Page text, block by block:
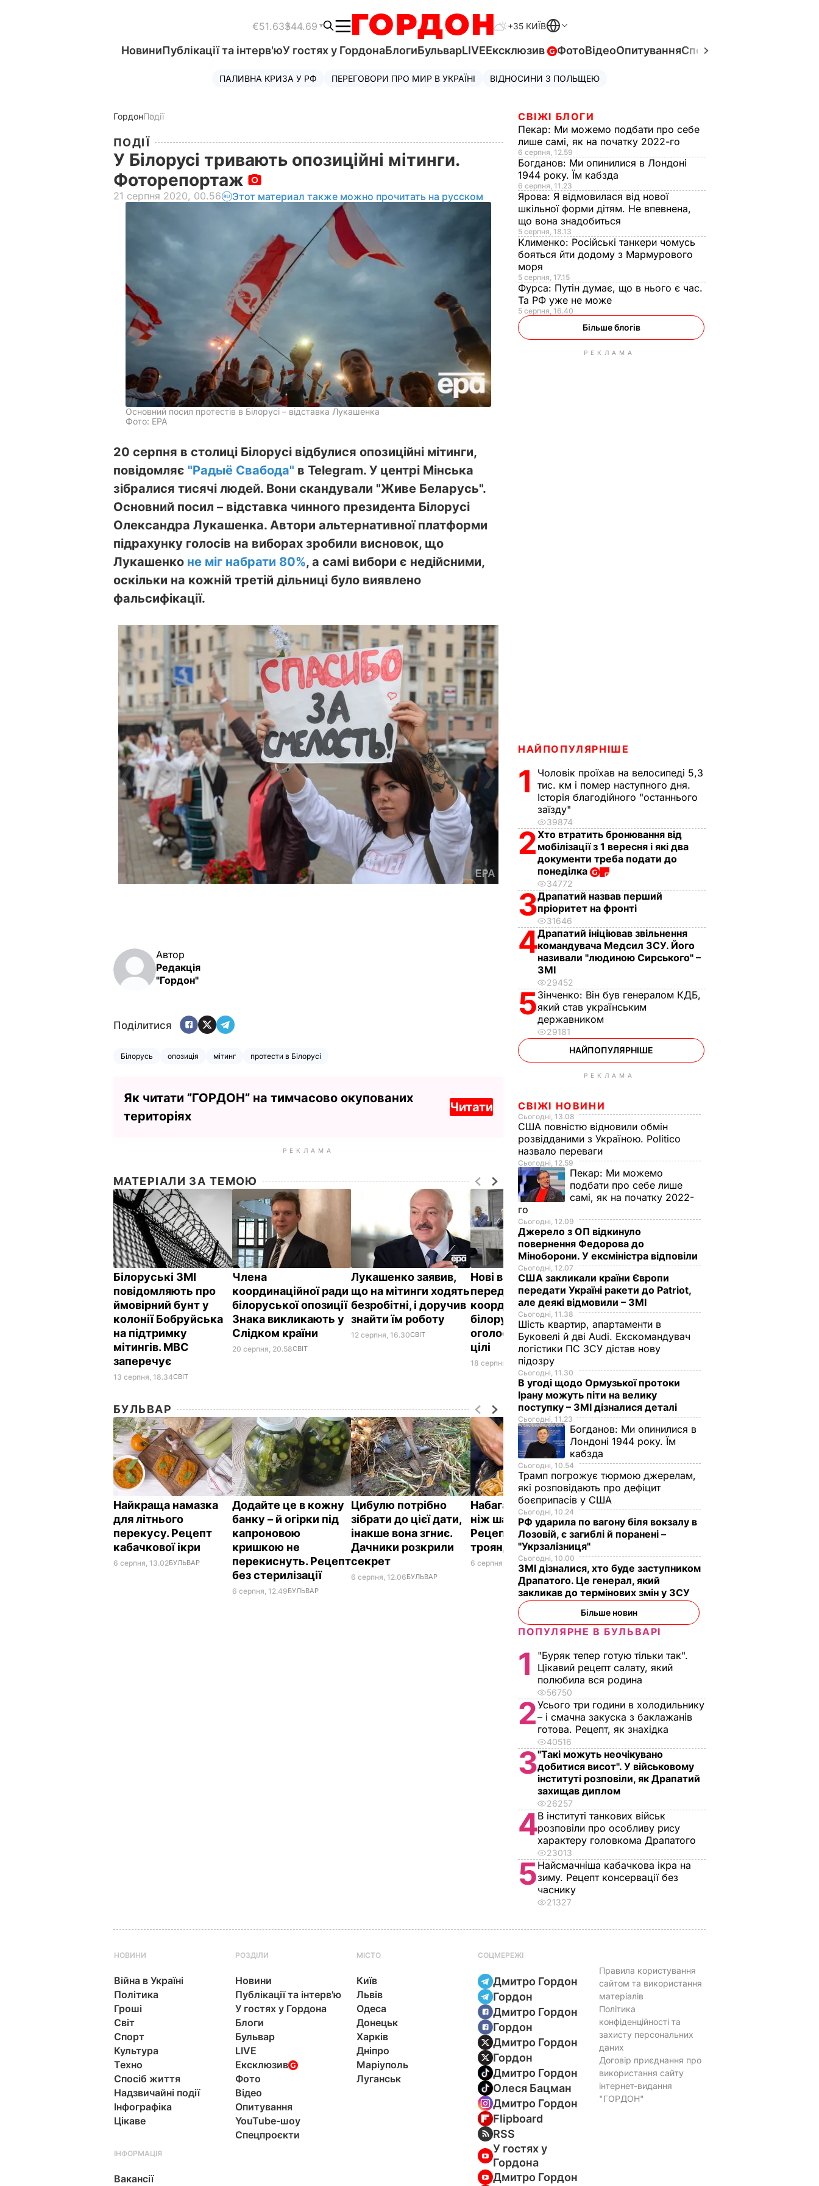
€51.63$44.69 +35 КИЇВ
НовиниПублікації та інтерв'юУ гостях у ГордонаБлогиБульварLIVEЕксклюзив ФотоВідеоОпитуванняСпецпроєкти
ПАЛИВНА КРИЗА У РФ ПЕРЕГОВОРИ ПРО МИР В УКРАЇНІ ВІДНОСИНИ З ПОЛЬЩЕЮ
ГордонПодії
ПОДІЇ
У Білорусі тривають опозиційні мітинги.
Фоторепортаж
21 серпня 2020, 00.56 Этот материал также можно прочитать на русском
Основний посил протестів в Білорусі – відставка Лукашенка
Фото: EPA
20 серпня в столиці Білорусі відбулися опозиційні мітинги,
повідомляє "Радыё Свабода" в Telegram. У центрі Мінська
зібралися тисячі людей. Вони скандували "Живе Беларусь".
Основний посил – відставка чинного президента Білорусі
Олександра Лукашенка. Автори альтернативної платформи
підрахунку голосів на виборах зробили висновок, що
Лукашенко не міг набрати 80%, а самі вибори є недійсними,
оскільки на кожній третій дільниці було виявлено
фальсифікації.
❮ ❯
Автор
Редакція
"Гордон"
Поділитися
Білорусь опозиція мітинг протести в Білорусі
Як читати ”ГОРДОН” на тимчасово окупованих
територіях
Читати
РЕКЛАМА
МАТЕРІАЛИ ЗА ТЕМОЮ
Білоруські ЗМІ
повідомляють про
ймовірний бунт у
колонії Бобруйська
на підтримку
мітингів. МВС
заперечує
13 серпня, 18.34СВІТ
Члена
координаційної ради
білоруської опозиції
Знака викликають у
Слідком країни
20 серпня, 20.58СВІТ
Лукашенко заявив,
що на мітинги ходять
безробітні, і доручив
знайти їм роботу
12 серпня, 16.30СВІТ
Нові вибори й мирне
передання влади. У
координаційній раді
білоруської опозиції
оголосили головні
цілі
18 серпня, 19.51СВІТ
БУЛЬВАР
Найкраща намазка
для літнього
перекусу. Рецепт
кабачкової ікри
6 серпня, 13.02БУЛЬВАР
Додайте це в кожну
банку – й огірки під
капроновою
кришкою не
перекиснуть. Рецепт
без стерилізації
6 серпня, 12.49БУЛЬВАР
Цибулю потрібно
зібрати до цієї дати,
інакше вона згниє.
Дачники розкрили
секрет
6 серпня, 12.06БУЛЬВАР
Набагато цікавіше,
ніж шарлотка.
Рецепт яблуневих
троянд
6 серпня, 11.36БУЛЬВАР
Який вигляд має 59-
річний "мільйонер-
танцівник" Ваккі та
що про нього
річна дружина. Фото
6 серпня, 10.58БУЛЬВАР
СВІЖІ БЛОГИ
Пекар: Ми можемо подбати про себе
лише самі, як на початку 2022-го
6 серпня, 12.59
Богданов: Ми опинилися в Лондоні
1944 року. Їм кабзда
6 серпня, 11.23
Ярова: Я відмовилася від нової
шкільної форми дітям. Не впевнена,
що вона знадобиться
5 серпня, 18.13
Клименко: Російські танкери чомусь
бояться йти додому з Мармурового
моря
5 серпня, 17.15
Фурса: Путін думає, що в нього є час.
Та РФ уже не може
5 серпня, 16.40
Більше блогів
РЕКЛАМА
НАЙПОПУЛЯРНІШЕ
1
Чоловік проїхав на велосипеді 5,3
тис. км і помер наступного дня.
Історія благодійного "останнього
заїзду"
39874
2Хто втратить бронювання від
мобілізації з 1 вересня і які два
документи треба подати до
понеділка
34772
3Драпатий назвав перший
пріоритет на фронті
31646
4Драпатий ініціював звільнення
командувача Медсил ЗСУ. Його
називали "людиною Сирського" –
ЗМІ
29452
5Зінченко: Він був генералом КДБ,
який став українським
державником
29181
НАЙПОПУЛЯРНІШЕ
РЕКЛАМА
СВІЖІ НОВИНИ
Сьогодні, 13.08
США повністю відновили обмін
розвідданими з Україною. Politico
назвало переваги
Сьогодні, 12.59
Пекар: Ми можемо
подбати про себе лише
самі, як на початку 2022-
го
Сьогодні, 12.09
Джерело з ОП відкинуло
повернення Федорова до
Міноборони. У ексміністра відповіли
Сьогодні, 12.07
США закликали країни Європи
передати Україні ракети до Patriot,
але деякі відмовили – ЗМІ
Сьогодні, 11.38
Шість квартир, апартаменти в
Буковелі й дві Audi. Екскомандувач
логістики ПС ЗСУ дістав нову
підозру
Сьогодні, 11.30
В угоді щодо Ормузької протоки
Ірану можуть піти на велику
поступку – ЗМІ дізналися деталі
Сьогодні, 11.23
Богданов: Ми опинилися в
Лондоні 1944 року. Їм
кабзда
Сьогодні, 10.54
Трамп погрожує тюрмою джерелам,
які розповідають про дефіцит
боєприпасів у США
Сьогодні, 10.24
РФ ударила по вагону біля вокзалу в
Лозовій, є загиблі й поранені –
"Укрзалізниця"
Сьогодні, 10.00
ЗМІ дізналися, хто буде заступником
Драпатого. Це генерал, який
закликав до термінових змін у ЗСУ
Більше новин
ПОПУЛЯРНЕ В БУЛЬВАРІ
1
"Буряк тепер готую тільки так".
Цікавий рецепт салату, який
полюбила вся родина
56750
2Усього три години в холодильнику
– і смачна закуска з баклажанів
готова. Рецепт, як знахідка
40516
3"Такі можуть неочікувано
добитися висот". У військовому
інституті розповіли, як Драпатий
захищав диплом
26257
4В інституті танкових військ
розповіли про особливу рису
характеру головкома Драпатого
23013
5Найсмачніша кабачкова ікра на
зиму. Рецепт консервації без
часнику
21327
НОВИНИ
Війна в Україні
Політика
Гроші
Світ
Спорт
Культура
Техно
Спосіб життя
Надзвичайні події
Інфографіка
Цікаве
РОЗДІЛИ
Новини
Публікації та інтерв'ю
У гостях у Гордона
Блоги
Бульвар
LIVE
Ексклюзив
Фото
Відео
Опитування
YouTube-шоу
Спецпроєкти
МІСТО
Київ
Львів
Одеса
Донецьк
Харків
Дніпро
Маріуполь
Луганськ
СОЦМЕРЕЖІ
Дмитро Гордон
Гордон
Дмитро Гордон
Гордон
Дмитро Гордон
Гордон
Дмитро Гордон
Олеся Бацман
Дмитро Гордон
Flipboard
RSS
У гостях у
Гордона
Дмитро Гордон
ІНФОРМАЦІЯ
Вакансії
Правила користування
сайтом та використання
матеріалів
Політика
конфіденційності та
захисту персональних
даних
Договір приєднання про
використання сайту
інтернет-видання
"ГОРДОН"